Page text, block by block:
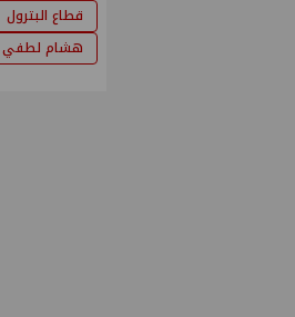
قطاع البترول
هشام لطفي